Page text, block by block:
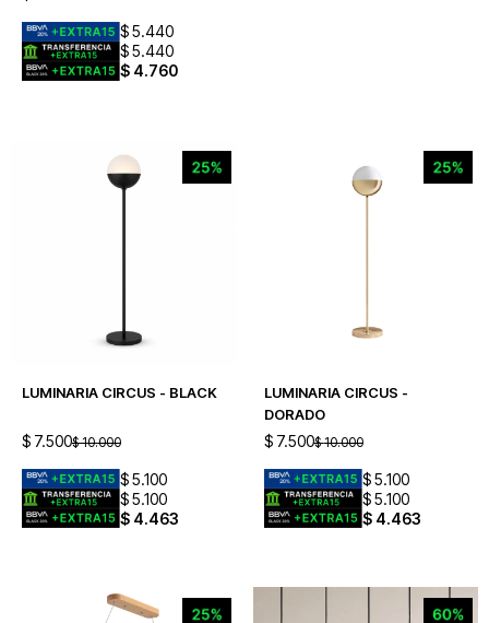
$5.440
$5.440
$ 4.760
LUMINARIA CIRCUS - BLACK
$ 7.500$ 10.000
$5.100
$5.100
$ 4.463
LUMINARIA CIRCUS -
DORADO
$ 7.500$ 10.000
$ 5.100
$ 5.100
$ 4.463